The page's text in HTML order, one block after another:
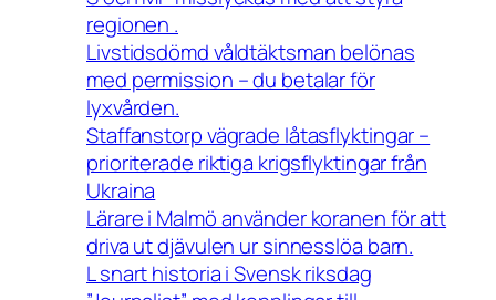
regionen .
Livstidsdömd våldtäktsman belönas
med permission – du betalar för
lyxvården.
Staffanstorp vägrade låtasflyktingar –
prioriterade riktiga krigsflyktingar från
Ukraina
Lärare i Malmö använder koranen för att
driva ut djävulen ur sinnesslöa barn.
L snart historia i Svensk riksdag